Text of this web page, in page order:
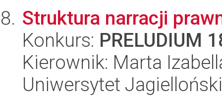
Struktura narracji
Konkurs: PRELUDIUM
Kierownik: Marta
Uniwersytet